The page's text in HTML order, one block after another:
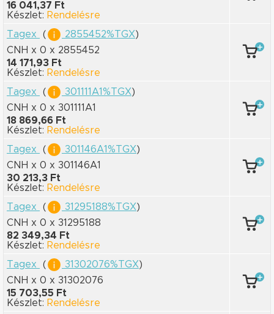
16 041,37 Ft
Készlet: Rendelésre
Tagex
( 2855452%TGX)
CNH x 0 x 2855452
14 171,93 Ft
Készlet: Rendelésre
Tagex
( 301111A1%TGX)
CNH x 0 x 301111A1
18 869,66 Ft
Készlet: Rendelésre
Tagex
( 301146A1%TGX)
CNH x 0 x 301146A1
30 213,3 Ft
Készlet: Rendelésre
Tagex
( 31295188%TGX)
CNH x 0 x 31295188
82 349,34 Ft
Készlet: Rendelésre
Tagex
( 31302076%TGX)
CNH x 0 x 31302076
15 703,55 Ft
Készlet: Rendelésre